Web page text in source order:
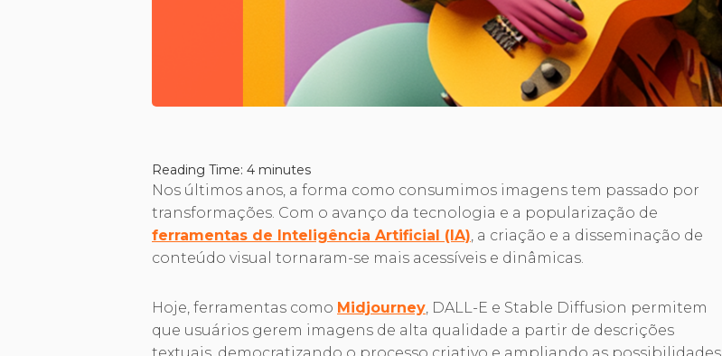
Reading Time: 4 minutes
Nos últimos anos, a forma como consumimos imagens tem passado por
transformações. Com o avanço da tecnologia e a popularização de
ferramentas de Inteligência Artificial (IA), a criação e a disseminação de
conteúdo visual tornaram-se mais acessíveis e dinâmicas.
Hoje, ferramentas como Midjourney, DALL-E e Stable Diffusion permitem
que usuários gerem imagens de alta qualidade a partir de descrições